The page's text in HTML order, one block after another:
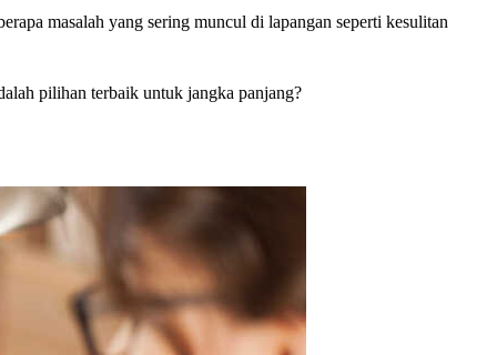
masalah yang sering muncul di lapangan seperti kesulitan
pilihan terbaik untuk jangka panjang?